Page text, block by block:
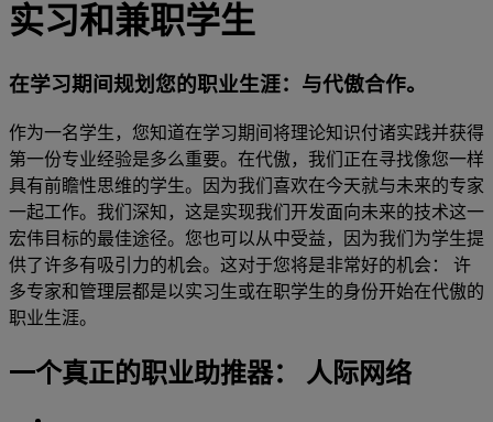
实习和兼职学生
在学习期间规划您的职业生涯：与代傲合作。
作为一名学生，您知道在学习期间将理论知识付诸实践并获得
第一份专业经验是多么重要。在代傲，我们正在寻找像您一样
具有前瞻性思维的学生。因为我们喜欢在今天就与未来的专家
一起工作。我们深知，这是实现我们开发面向未来的技术这一
宏伟目标的最佳途径。您也可以从中受益，因为我们为学生提
供了许多有吸引力的机会。这对于您将是非常好的机会： 许
多专家和管理层都是以实习生或在职学生的身份开始在代傲的
职业生涯。
一个真正的职业助推器： 人际网络